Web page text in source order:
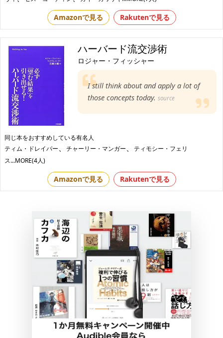
Amazonで見る Rakutenで見る
ハーバード流交渉術
ロジャー・フィッシャー
I still think about and apply a lot of
those concepts today.source
同じ本をおすすめしている有名人
ティム・ドレイパー、 チャーリー・マンガー、
ティモシー・フェリ
ス...MORE(4人)
Amazonで見る Rakutenで見る